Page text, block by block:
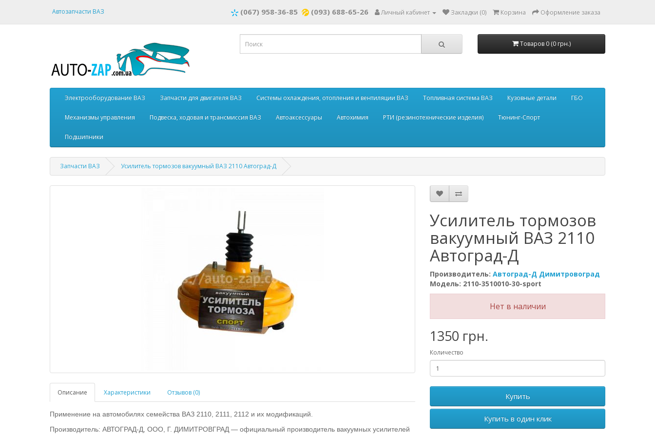
Автозапчасти ВАЗ (067) 958-36-85 (093) 688-65-26 Личный кабинет Закладки (0) Корзина Оформление заказа
Товаров 0 (0 грн.)
Электрооборудование ВАЗ Запчасти для двигателя ВАЗ Системы охлаждения, отопления и вентиляции ВАЗ Топливная система ВАЗ Кузовные детали ГБО
Механизмы управления Подвеска, ходовая и трансмиссия ВАЗ Автоаксессуары Автохимия РТИ (резинотехнические изделия) Тюнинг-Спорт
Подшипники
Запчасти ВАЗ Усилитель тормозов вакуумный ВАЗ 2110 Автоград-Д
Описание Характеристики Отзывов (0)
Применение на автомобилях семейства ВАЗ 2110, 2111, 2112 и их модификаций.
Производитель: АВТОГРАД-Д, ООО, Г. ДИМИТРОВГРАД — официальный производитель вакуумных усилителей
Усилитель тормозов
вакуумный ВАЗ 2110
Автоград-Д
Производитель: Автоград-Д Димитровоград
Модель: 2110-3510010-30-sport
Нет в наличии
1350 грн.
Количество
Купить
Купить в один клик